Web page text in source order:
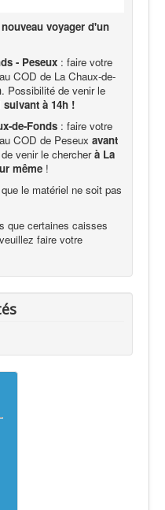
voyager d'un
- Peseux : faire votre
COD de La Chaux-de-
. Possibilité de venir le
à 14h !
de-Fonds : faire votre
COD de Peseux avant
venir le chercherà La
même !
le matériel ne soit pas
que certaines caisses
faire votre